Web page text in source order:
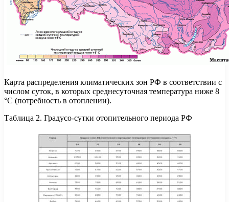
Карта распределения климатических зон РФ в соответствии с
числом суток, в которых среднесуточная температура ниже 8
°C (потребность в отоплении).
Таблица 2. Градусо-сутки отопительного периода РФ